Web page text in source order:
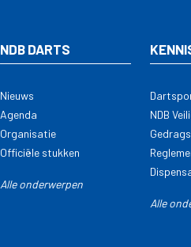
NDB DARTS
Nieuws
Agenda
Organisatie
Officiële stukken
Alle onderwerpen
NDB
Alle